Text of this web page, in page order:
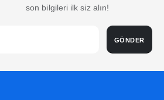
son bilgileri ilk siz alın!
GÖNDER